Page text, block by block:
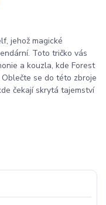
jehož magické
Toto tričko vás
a kouzla, kde Forest
se do této zbroje
čekají skrytá tajemství